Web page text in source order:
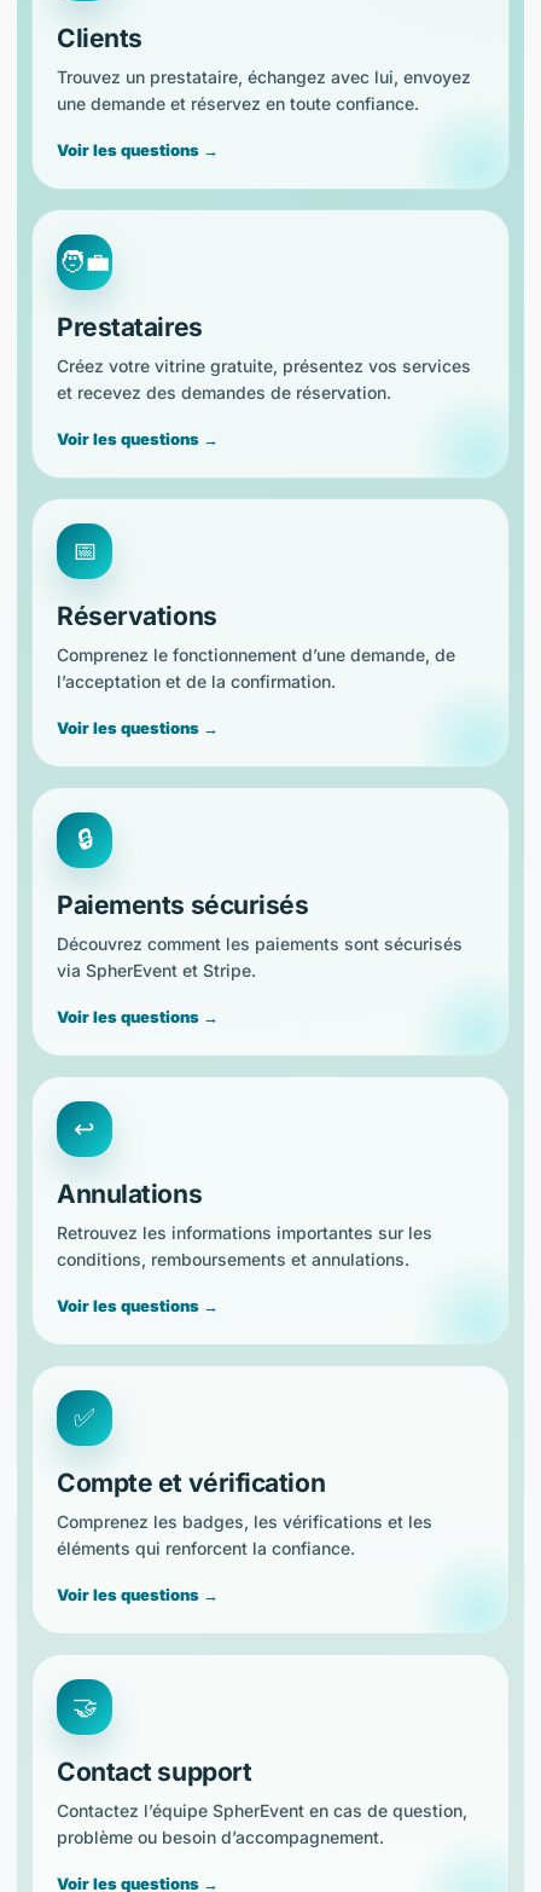
Clients
Trouvez un prestataire, échangez avec lui, envoyez
une demande et réservez en toute confiance.
Voir les questions →
🧑‍💼
Prestataires
Créez votre vitrine gratuite, présentez vos services
et recevez des demandes de réservation.
Voir les questions →
📅
Réservations
Comprenez le fonctionnement d’une demande, de
l’acceptation et de la confirmation.
Voir les questions →
🔒
Paiements sécurisés
Découvrez comment les paiements sont sécurisés
via SpherEvent et Stripe.
Voir les questions →
↩️
Annulations
Retrouvez les informations importantes sur les
conditions, remboursements et annulations.
Voir les questions →
✅
Compte et vérification
Comprenez les badges, les vérifications et les
éléments qui renforcent la confiance.
Voir les questions →
🤝
Contact support
Contactez l’équipe SpherEvent en cas de question,
problème ou besoin d’accompagnement.
Voir les questions →